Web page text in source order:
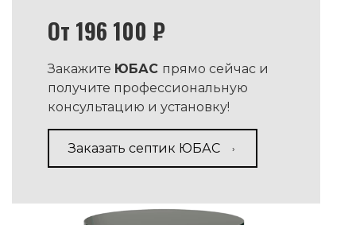
От 196 100 ₽
Закажите ЮБАС прямо сейчас и
получите профессиональную
консультацию и установку!
Заказать септик ЮБАС